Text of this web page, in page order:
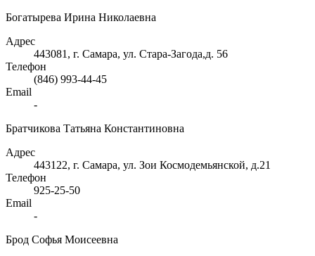
Богатырева Ирина Николаевна
Адрес
443081, г. Самара, ул. Стара-Загода,д. 56
Телефон
(846) 993-44-45
Email
-
Братчикова Татьяна Константиновна
Адрес
443122, г. Самара, ул. Зои Космодемьянской, д.21
Телефон
925-25-50
Email
-
Брод Софья Моисеевна